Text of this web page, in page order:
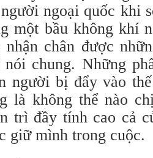
ngoại quốc khi
một bầu không khí
chân được
chung. Những
người bị đẩy vào
là không thể nào
trì đầy tính cao cả
giữ mình trong cuộc.